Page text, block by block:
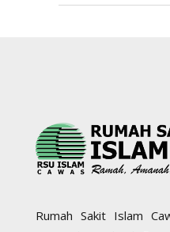
Rumah Sakit Islam